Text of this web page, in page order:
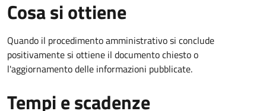
Cosa si ottiene
Quando il procedimento amministrativo si conclude
positivamente si ottiene il documento chiesto o
l'aggiornamento delle informazioni pubblicate.
Tempi e scadenze